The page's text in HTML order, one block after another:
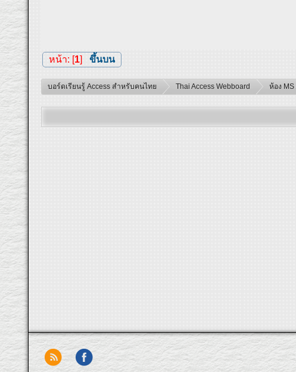
หน้า: [1] ขึ้นบน
บอร์ดเรียนรู้ Access สำหรับคนไทย Thai Access Webboard ห้อง MS